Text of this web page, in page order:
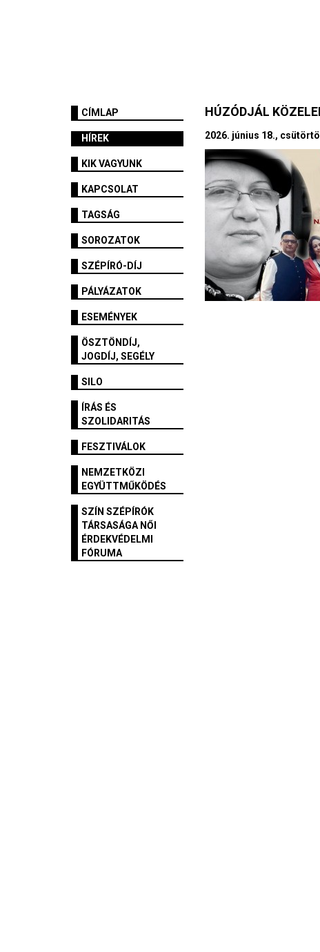
CÍMLAP
HÍREK
KIK VAGYUNK
KAPCSOLAT
TAGSÁG
SOROZATOK
SZÉPÍRÓ-DÍJ
PÁLYÁZATOK
ESEMÉNYEK
ÖSZTÖNDÍJ,
JOGDÍJ, SEGÉLY
SILO
ÍRÁS ÉS
SZOLIDARITÁS
FESZTIVÁLOK
NEMZETKÖZI
EGYÜTTMŰKÖDÉS
SZÍN SZÉPÍRÓK
TÁRSASÁGA NŐI
ÉRDEKVÉDELMI
FÓRUMA
HÚZÓDJÁL
2026. június 18.,